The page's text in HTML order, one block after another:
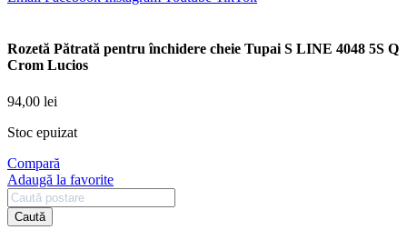
Rozetă Pătrată pentru închidere cheie Tupai S LINE 4048 5S Q
Crom Lucios
94,00 lei
Stoc epuizat
Compară
Adaugă la favorite
Caută